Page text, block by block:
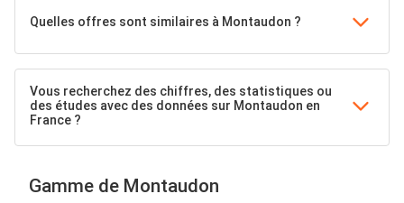
Quelles offres sont similaires à Montaudon ?
Vous recherchez des chiffres, des statistiques ou
des études avec des données sur Montaudon en
France ?
Gamme de Montaudon